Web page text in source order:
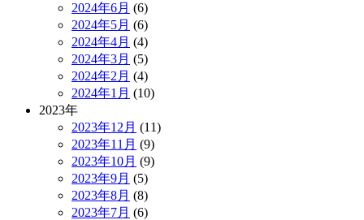
2024年6月 (6)
2024年5月 (6)
2024年4月 (4)
2024年3月 (5)
2024年2月 (4)
2024年1月 (10)
2023年
2023年12月 (11)
2023年11月 (9)
2023年10月 (9)
2023年9月 (5)
2023年8月 (8)
2023年7月 (6)